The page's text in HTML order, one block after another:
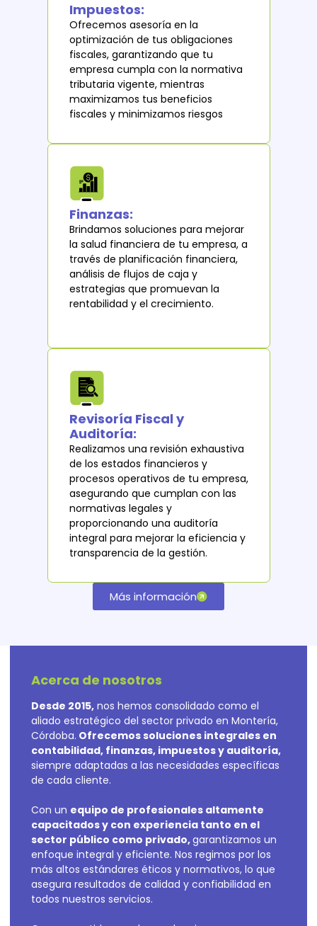
Impuestos:
Ofrecemos asesoría en la
optimización de tus obligaciones
fiscales, garantizando que tu
empresa cumpla con la normativa
tributaria vigente, mientras
maximizamos tus beneficios
fiscales y minimizamos riesgos
Finanzas:
Brindamos soluciones para mejorar
la salud financiera de tu empresa, a
través de planificación financiera,
análisis de flujos de caja y
estrategias que promuevan la
rentabilidad y el crecimiento.
Revisoría Fiscal y
Auditoría:
Realizamos una revisión exhaustiva
de los estados financieros y
procesos operativos de tu empresa,
asegurando que cumplan con las
normativas legales y
proporcionando una auditoría
integral para mejorar la eficiencia y
transparencia de la gestión.
Más información
Acerca de nosotros
Desde 2015, nos hemos consolidado como el
aliado estratégico del sector privado en Montería,
Córdoba. Ofrecemos soluciones integrales en
contabilidad, finanzas, impuestos y auditoría,
siempre adaptadas a las necesidades específicas
de cada cliente.
Con un equipo de profesionales altamente
capacitados y con experiencia tanto en el
sector público como privado,garantizamos un
enfoque integral y eficiente. Nos regimos por los
más altos estándares éticos y normativos, lo que
asegura resultados de calidad y confiabilidad en
todos nuestros servicios.